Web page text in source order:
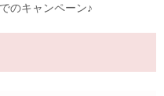
のキャンペーン♪